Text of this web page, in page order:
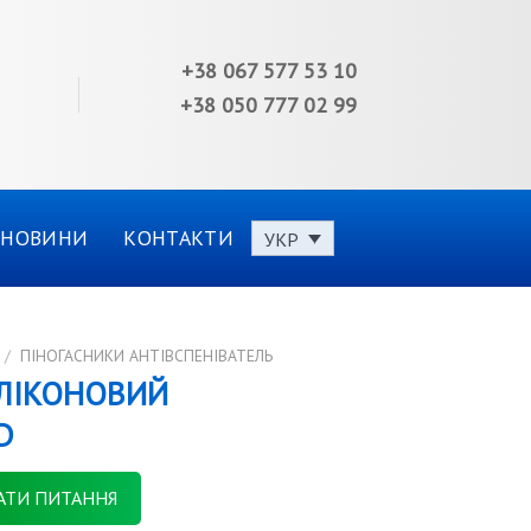
+38 067 577 53 10
+38 050 777 02 99
НОВИНИ КОНТАКТИ УКР
/ ПІНОГАСНИКИ АНТІВСПЕНІВАТЕЛЬ
ПИТАННЯ